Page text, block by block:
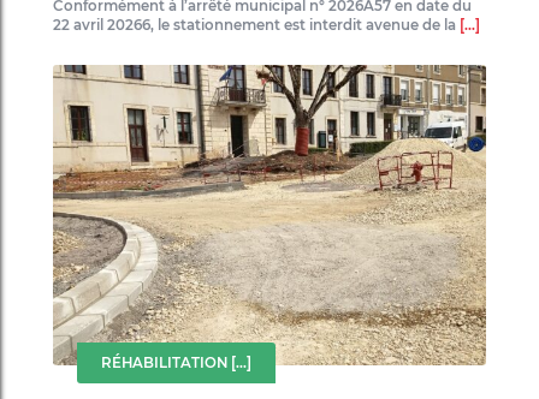
Conformément à l’arrêté municipal n° 2026A57 en date du
22 avril 20266, le stationnement est interdit avenue de la [...]
RÉHABILITATION [...]